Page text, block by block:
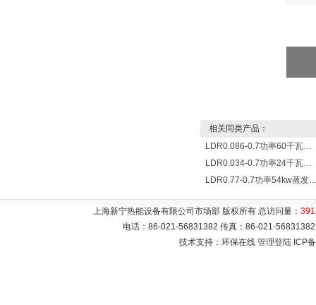
相关同类产品：
LDR0.086-0.7功率60千瓦蒸发量86公斤/小时电锅炉
LDR0.034-0.7功率24千瓦蒸发量34公斤/小时电蒸汽锅炉
LDR0.77-0.7功率54kw蒸发量
上海新宁热能设备有限公司市场部 版权所有 总访问量：
电话：86-021-56831382 传真：86-021-
技术支持：环保在线 管理登陆 ICP